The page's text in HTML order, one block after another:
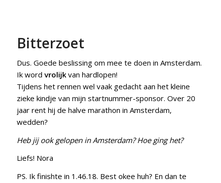
Bitterzoet
Dus. Goede beslissing om mee te doen in Amsterdam.
Ik word vrolijkvan hardlopen!
Tijdens het rennen wel vaak gedacht aan het kleine
zieke kindje van mijn startnummer-sponsor. Over 20
jaar rent hij de halve marathon in Amsterdam,
wedden?
Heb jij ook gelopen in Amsterdam? Hoe ging het?
Liefs! Nora
PS. Ik finishte in 1.46.18. Best okee huh? En dan te